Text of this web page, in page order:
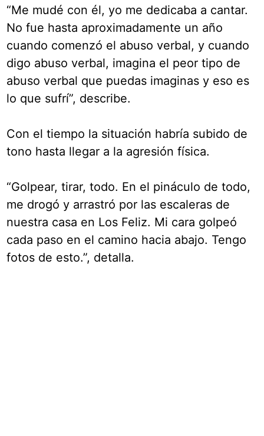
“Me mudé con él, yo me dedicaba a cantar.
No fue hasta aproximadamente un año
cuando comenzó el abuso verbal, y cuando
digo abuso verbal, imagina el peor tipo de
abuso verbal que puedas imaginas y eso es
lo que sufrí”, describe.
Con el tiempo la situación habría subido de
tono hasta llegar a la agresión física.
“Golpear, tirar, todo. En el pináculo de todo,
me drogó y arrastró por las escaleras de
nuestra casa en Los Feliz. Mi cara golpeó
cada paso en el camino hacia abajo. Tengo
fotos de esto.”, detalla.